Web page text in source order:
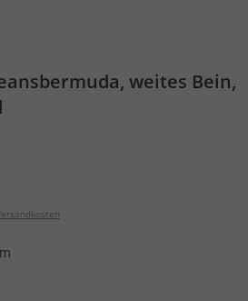
weites Bein,